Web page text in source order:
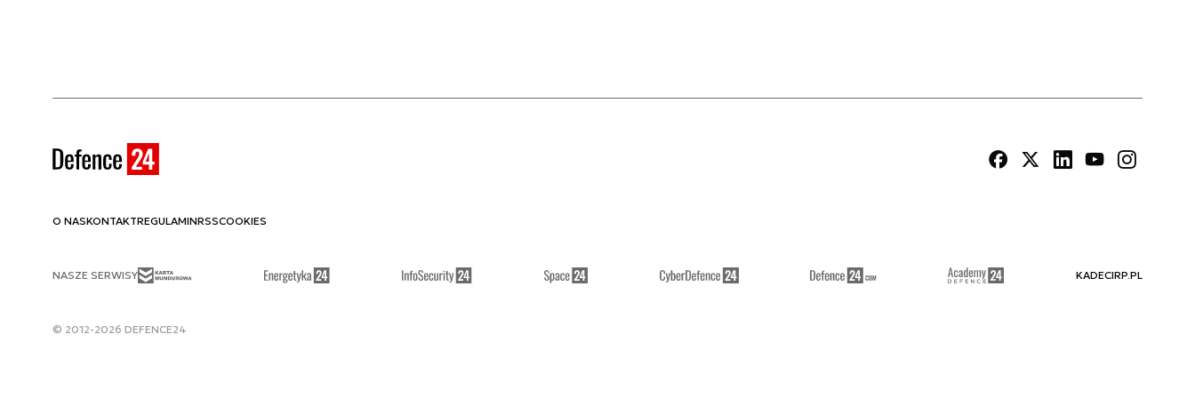
O NASKONTAKTREGULAMINRSSCOOKIES
NASZE SERWISY KADECIRP.PL
© 2012-2026 DEFENCE24